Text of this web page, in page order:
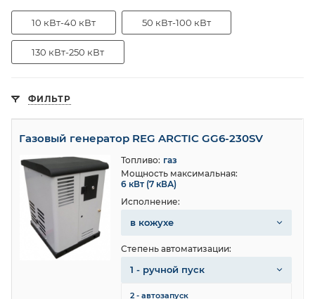
10 кВт-40 кВт 50 кВт-100 кВт
130 кВт-250 кВт
ФИЛЬТР
Газовый генератор REG ARCTIC GG6-230SV
Топливо: газ
Мощность максимальная:
6 кВт (7 кВА)
Исполнение:
в кожухе
Степень автоматизации:
1 - ручной пуск
2 - автозапуск